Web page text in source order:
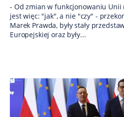
- Od zmian w funkcjonowaniu Unii
jest więc: "jak", a nie "czy" -
Marek Prawda, były stały
Europejskiej oraz były...